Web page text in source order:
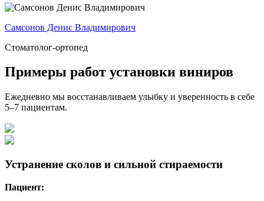
Самсонов Денис Владимирович
Стоматолог-ортопед
Примеры работ установки виниров
Ежедневно мы восстанавливаем улыбку и уверенность в себе
5–7 пациентам.
Устранение сколов и сильной стираемости
Пациент: